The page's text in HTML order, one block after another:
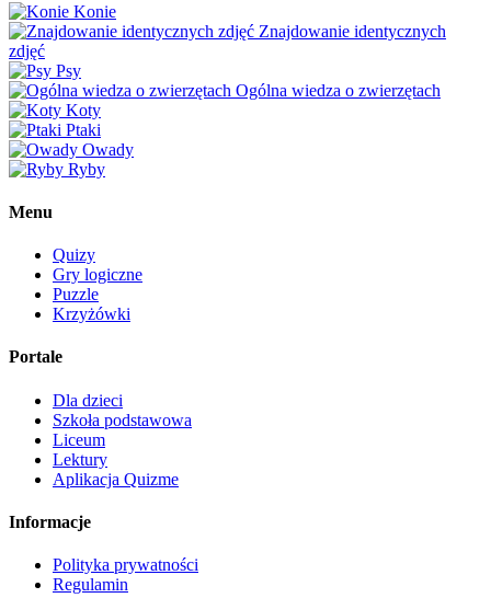
Konie
Znajdowanie identycznych
zdjęć
Psy
Ogólna wiedza o zwierzętach
Koty
Ptaki
Owady
Ryby
Menu
Quizy
Gry logiczne
Puzzle
Krzyżówki
Portale
Dla dzieci
Szkoła podstawowa
Liceum
Lektury
Aplikacja Quizme
Informacje
Polityka prywatności
Regulamin